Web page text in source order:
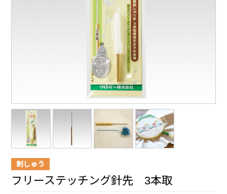
刺しゅう
フリーステッチング針先 3本取